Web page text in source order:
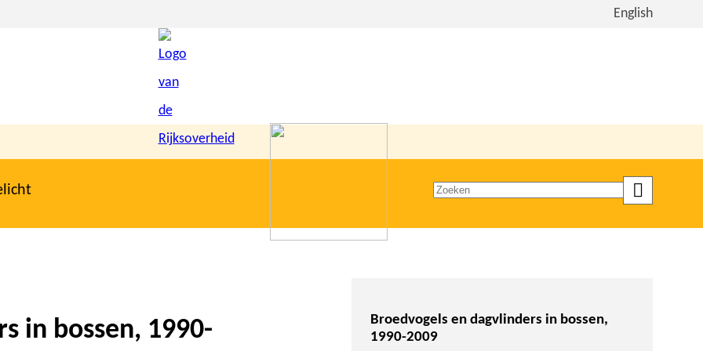
Bekijk
English
Zoeken
in bossen, 1990-
Broedvogels en dagvlinders in bossen,
1990-2009